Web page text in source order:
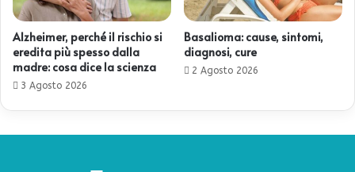
Alzheimer, perché il rischio si
eredita più spesso dalla
madre: cosa dice la scienza
3 Agosto 2026
Basalioma: cause, sintomi,
diagnosi, cure
2 Agosto 2026